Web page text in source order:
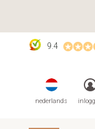
nederlands
9.4